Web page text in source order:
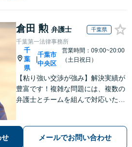
倉田 勲 弁護士 千葉県
千葉第一法律事務所
千
葉
県
千葉市
中央区
営業時間：09:00~20:00
（土日祝日）
【粘り強い交渉が強み】解決実績が
豊富です！複雑な問題には、複数の
弁護士とチームを組んで対応いたし
添い、不安を軽減します。まずはお
気軽にご相談ください。
メールでお問い合わせ